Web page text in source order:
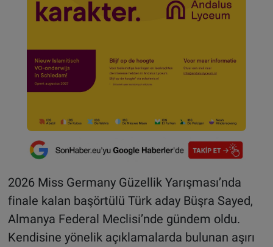
2026 Miss Germany Güzellik Yarışması’nda
finale kalan başörtülü Türk aday Büşra Sayed,
Almanya Federal Meclisi’nde gündem oldu.
Kendisine yönelik açıklamalarda bulunan aşırı